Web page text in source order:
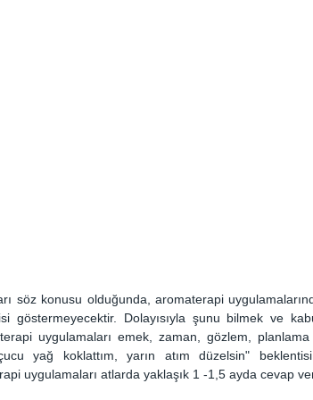
söz konusu olduğunda, aromaterapi
göstermeyecektir. Dolayısıyla şunu bilmek ve
uygulamaları emek, zaman, gözlem,
yağ koklattım, yarın atım düzelsin"
uygulamaları atlarda yaklaşık 1 -1,5 ayda cevap